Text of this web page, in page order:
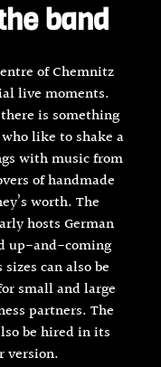
band
of Chemnitz
live moments.
is something
like to shake a
with music from
of handmade
worth. The
hosts German
up-and-coming
can also be
small and large
partners. The
be hired in its
version.